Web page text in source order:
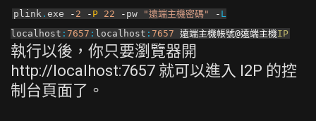
plink . exe - 2 - P 22 - pw "遠端主機密碼" - L
localhost : 7657 : localhost : 7657 遠端主機帳號@遠端主機IP
執行以後，你只要瀏覽器開
http://localhost:7657 就可以進入 I2P 的控
制台頁面了。